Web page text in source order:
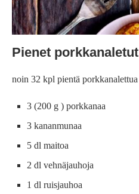
Pienet porkkanaletut
noin 32 kpl pientä porkkanalettua
3 (200 g ) porkkanaa
3 kananmunaa
5 dl maitoa
2 dl vehnäjauhoja
1 dl ruisjauhoa